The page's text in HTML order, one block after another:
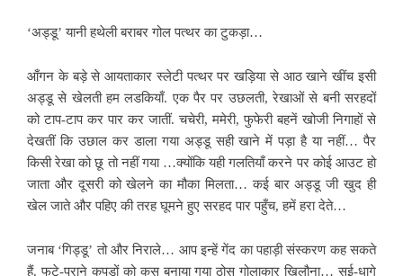
‘अड्डू’ यानी हथेली बराबर गोल पत्थर का टुकड़ा…
आँगन के बड़े से आयताकार स्लेटी पत्थर पर खड़िया से आठ खाने खींच इसी
अड्डू से खेलती हम लडकियाँ. एक पैर पर उछलती, रेखाओं से बनी सरहदों
को टाप-टाप कर पार कर जातीं. चचेरी, ममेरी, फुफेरी बहनें खोजी निगाहों से
देखतीं कि उछाल कर डाला गया अड्डू सही खाने में पड़ा है या नहीं… पैर
किसी रेखा को छू तो नहीं गया …क्योंकि यही गलतियाँ करने पर कोई आउट हो
जाता और दूसरी को खेलने का मौका मिलता… कई बार अड्डू जी खुद ही
खेल जाते और पहिए की तरह घूमने हुए सरहद पार पहुँच, हमें हरा देते…
जनाब ‘गिड्डू’ तो और निराले… आप इन्हें गेंद का पहाड़ी संस्करण कह सकते
हैं. फटे-पुराने कपड़ों को कस बनाया गया ठोस गोलाकार खिलौना… सुई-धागे